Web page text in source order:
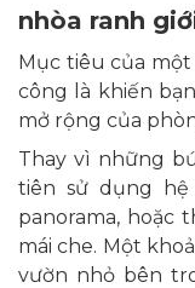
nhòa ranh
Mục tiêu của một
công là khiến
mở rộng của
Thay vì những
tiên sử dụng
panorama, hoặc
mái che. Một
vườn nhỏ bên